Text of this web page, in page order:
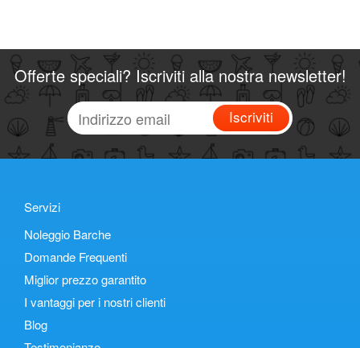
Offerte speciali? Iscriviti alla nostra newsletter!
Iscriviti
Servizi
Noleggio Barche
Domande Frequenti
Miglior prezzo garantito
I vantaggi per i nostri clienti
Blog